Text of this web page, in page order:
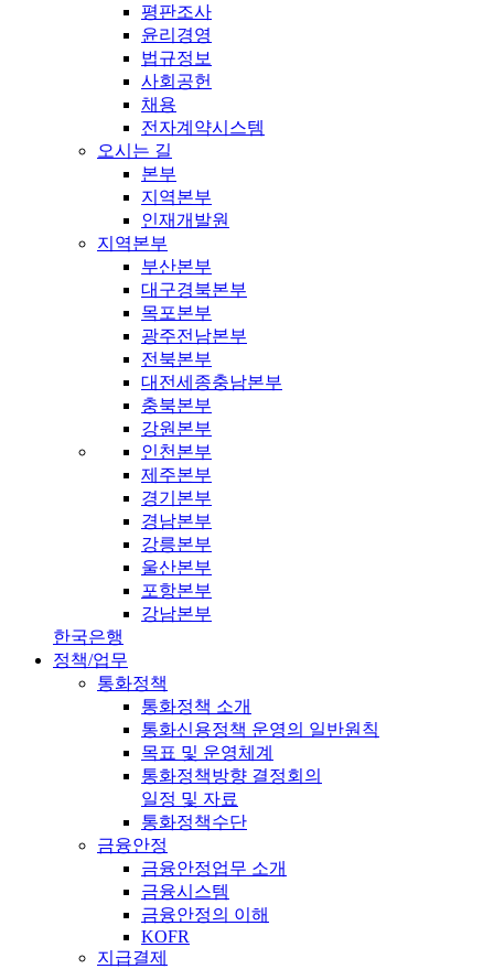
평판조사
윤리경영
법규정보
사회공헌
채용
전자계약시스템
오시는 길
본부
지역본부
인재개발원
지역본부
부산본부
대구경북본부
목포본부
광주전남본부
전북본부
대전세종충남본부
충북본부
강원본부
인천본부
제주본부
경기본부
경남본부
강릉본부
울산본부
포항본부
강남본부
한국은행
정책/업무
통화정책
통화정책 소개
통화신용정책 운영의 일반원칙
목표 및 운영체계
통화정책방향 결정회의
일정 및 자료
통화정책수단
금융안정
금융안정업무 소개
금융시스템
금융안정의 이해
KOFR
지급결제